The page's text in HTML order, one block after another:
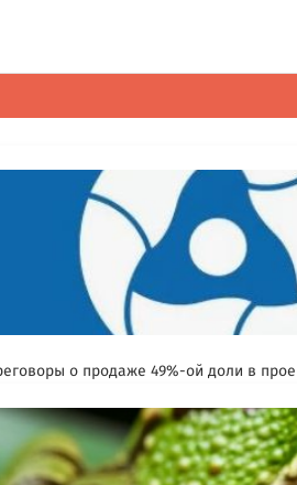
о продаже 49%-ой доли в